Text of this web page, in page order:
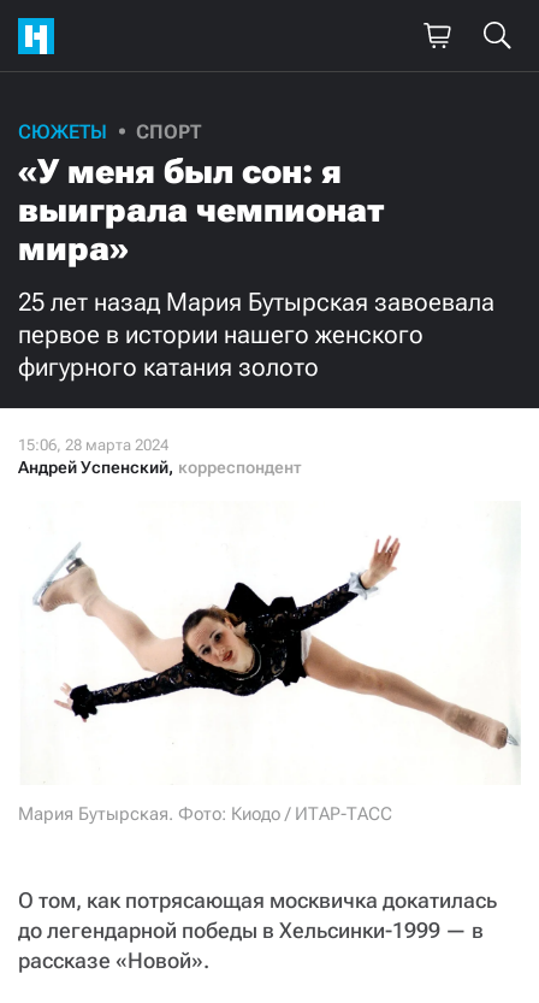
СЮЖЕТЫ СПОРТ
«У меня был сон: я
выиграла чемпионат
мира»
25 лет назад Мария Бутырская завоевала
первое в истории нашего женского
фигурного катания золото
Андрей Успенский, корреспондент
Мария Бутырская. Фото: Киодо / ИТАР-ТАСС
О том, как потрясающая москвичка докатилась
до легендарной победы в Хельсинки-1999 — в
рассказе «Новой».
Поддержите
нашу работу!
Ежемесячно Разово
СТАТЬ СОУЧАСТНИКОМ
ПОДЕЛИТЬСЯ С ДРУЗЬЯМИ
Если у вас есть вопросы, пишите donate@novayagazeta.ru
+7 (929) 612-03-68